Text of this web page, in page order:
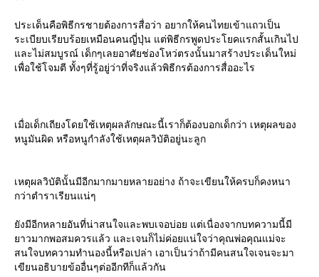
ประเด็นคือพิธีกรชายต้องการสื่อว่า อยากให้คนไทยเข้าแถวเป็น
ระเบียบเรียบร้อยเหมือนคนญี่ปุ่น แต่พิธีกรพูดประโยคแรกสั้นเกินไป
ละไม่สมบูรณ์ เด็กๆเลยอาศัยช่องโหว่ตรงนั้นมาสร้างประเด็นใหม่
เพื่อใช้โจมตี ทั้งๆที่รู้อยู่ว่าที่จริงแล้วพิธีกรต้องการสื่ออะไร
เมื่อเด็กเถียงโดยใช้เหตุผลลักษณะนี้เราก็ต้องบอกเด็กว่า เหตุผลของ
หนูมันผิด หรือหนูกำลังใช้เหตุผลวิบัติอยู่นะลูก
เหตุผลวิบัตินั้นมีอีกมากมายหลายอย่าง ถ้าจะเขียนให้ครบก็คงหนา
กว่าตำราเรียนแน่ๆ
ังมีอีกหลายอันที่น่าสนใจและพบเจอบ่อย แต่เนื่องจากบทความนี้มี
าวมากพอสมควรแล้ว และเจนก็ไม่ค่อยแน่ใจว่าคุณพ่อคุณแม่จะ
สนใจบทความทำนองนี้หรือเปล่า เอาเป็นว่าถ้ามีคนสนใจเจนจะมา
เขียนอธิบายข้ออื่นๆต่ออีกทีก็แล้วกัน